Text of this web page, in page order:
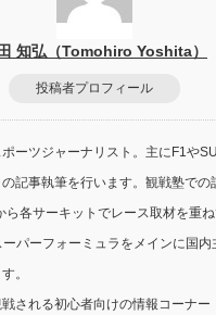
知弘（Tomohiro Yoshita）
投稿者プロフィール
ーツジャーナリスト。主にF1や
記事執筆を行います。観戦塾での
ら各サーキットでレース取材を重
パーフォーミュラをメインに国内
。
される初心者向けの情報コーナー